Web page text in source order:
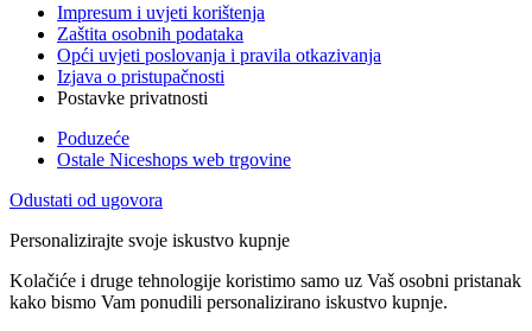
Impresum i uvjeti korištenja
Zaštita osobnih podataka
Opći uvjeti poslovanja i pravila otkazivanja
Izjava o pristupačnosti
Postavke privatnosti
Poduzeće
Ostale Niceshops web trgovine
Odustati od ugovora
Personalizirajte svoje iskustvo kupnje
Kolačiće i druge tehnologije koristimo samo uz Vaš osobni pristanak
kako bismo Vam ponudili personalizirano iskustvo kupnje.